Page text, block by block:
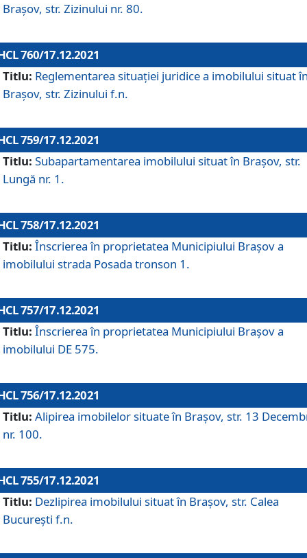
Brașov, str. Zizinului nr. 80.
760/17.12.2021
Titlu: Reglementarea situației juridice a imobilului situat
Brașov, str. Zizinului f.n.
759/17.12.2021
Titlu: Subapartamentarea imobilului situat în Brașov, str.
Lungă nr. 1.
758/17.12.2021
Titlu: Înscrierea în proprietatea Municipiului Brașov a
imobilului strada Posada tronson 1.
757/17.12.2021
Titlu: Înscrierea în proprietatea Municipiului Brașov a
imobilului DE 575.
756/17.12.2021
Titlu: Alipirea imobilelor situate în Brașov, str. 13
nr. 100.
755/17.12.2021
Titlu: Dezlipirea imobilului situat în Brașov, str. Calea
București f.n.